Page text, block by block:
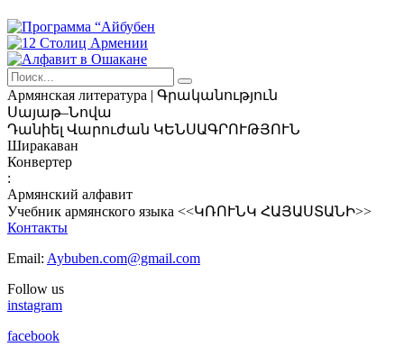
Армянская литература | Գրականություն
Սայաթ–Նովա
Դանիել Վարուժան ԿԵՆՍԱԳՐՈՒԹՅՈՒՆ
Ширакаван
Конвертер
:
Армянский алфавит
Учебник армянского языка <<ԿՌՈՒՆԿ ՀԱՅԱՍՏԱՆԻ>>
Контакты
Email: Aybuben.com@gmail.com
Follow us
instagram
facebook